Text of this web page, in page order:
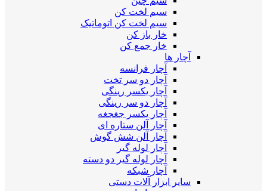
سیم لخت کن
سیم لخت کن اتوماتیک
خار باز کن
خار جمع کن
آچار ها
آچار فرانسه
آچار دو سر تخت
آچار یکسر رینگی
آچار دو سر رینگی
آچار یکسر جغجغه
آچار آلن ستاره ای
آچار آلن شش گوش
آچار لوله گیر
آچار لوله گیر دو دسته
آچار شبکه
سایر ابزار آلات دستی